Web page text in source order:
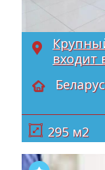
входит
295 м2